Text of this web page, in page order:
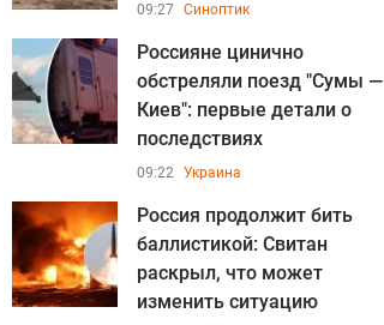
09:27 Синоптик
Россияне цинично
обстреляли поезд "Сумы —
Киев": первые детали о
последствиях
09:22 Украина
Россия продолжит бить
баллистикой: Свитан
раскрыл, что может
изменить ситуацию